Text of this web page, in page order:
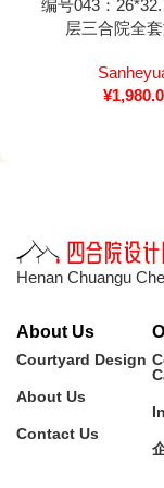
编号043：
层三合院全
¥
Henan Chuangu
About Us
Courtyard Design
About Us
Contact Us